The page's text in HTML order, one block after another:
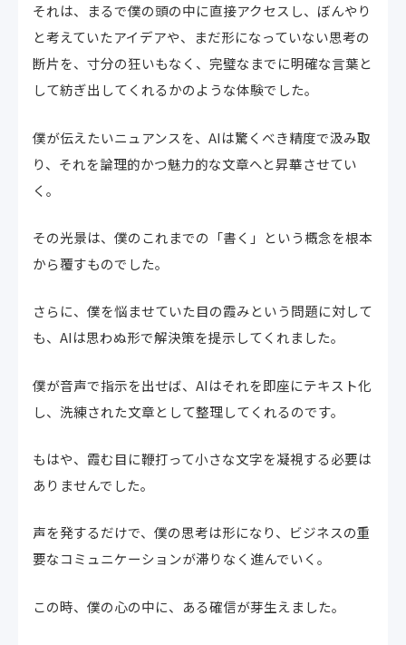
それは、まるで僕の頭の中に直接アクセスし、ぼんやり
と考えていたアイデアや、まだ形になっていない思考の
断片を、寸分の狂いもなく、完璧なまでに明確な言葉と
して紡ぎ出してくれるかのような体験でした。
僕が伝えたいニュアンスを、AIは驚くべき精度で汲み取
り、それを論理的かつ魅力的な文章へと昇華させてい
く。
その光景は、僕のこれまでの「書く」という概念を根本
から覆すものでした。
さらに、僕を悩ませていた目の霞みという問題に対して
も、AIは思わぬ形で解決策を提示してくれました。
僕が音声で指示を出せば、AIはそれを即座にテキスト化
し、洗練された文章として整理してくれるのです。
もはや、霞む目に鞭打って小さな文字を凝視する必要は
ありませんでした。
声を発するだけで、僕の思考は形になり、ビジネスの重
要なコミュニケーションが滞りなく進んでいく。
この時、僕の心の中に、ある確信が芽生えました。